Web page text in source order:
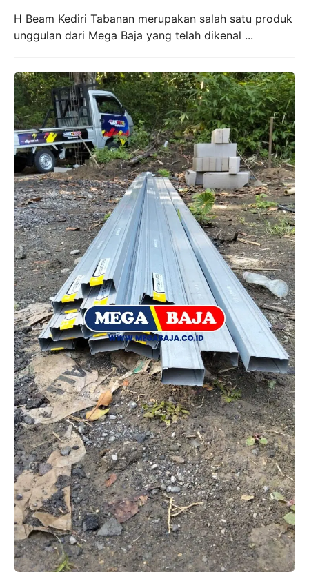
H Beam Kediri Tabanan merupakan salah satu produk
unggulan dari Mega Baja yang telah dikenal ...